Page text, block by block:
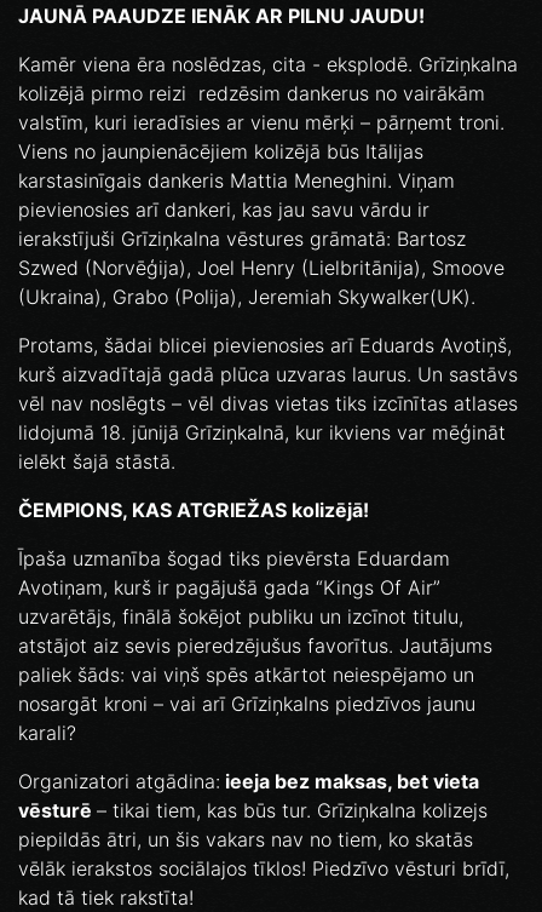
JAUNĀ PAAUDZE IENĀK AR PILNU JAUDU!
Kamēr viena ēra noslēdzas, cita - eksplodē. Grīziņkalna
kolizējā pirmo reizi redzēsim dankerus no vairākām
valstīm, kuri ieradīsies ar vienu mērķi – pārņemt troni.
Viens no jaunpienācējiem kolizējā būs Itālijas
karstasinīgais dankeris Mattia Meneghini. Viņam
pievienosies arī dankeri, kas jau savu vārdu ir
ierakstījuši Grīziņkalna vēstures grāmatā: Bartosz
Szwed (Norvēģija), Joel Henry (Lielbritānija), Smoove
(Ukraina), Grabo (Polija), Jeremiah Skywalker(UK).
Protams, šādai blicei pievienosies arī Eduards Avotiņš,
kurš aizvadītajā gadā plūca uzvaras laurus. Un sastāvs
vēl nav noslēgts – vēl divas vietas tiks izcīnītas atlases
lidojumā 18. jūnijā Grīziņkalnā, kur ikviens var mēģināt
ielēkt šajā stāstā.
ČEMPIONS, KAS ATGRIEŽAS kolizējā!
Īpaša uzmanība šogad tiks pievērsta Eduardam
Avotiņam, kurš ir pagājušā gada “Kings Of Air”
uzvarētājs, finālā šokējot publiku un izcīnot titulu,
atstājot aiz sevis pieredzējušus favorītus. Jautājums
paliek šāds: vai viņš spēs atkārtot neiespējamo un
nosargāt kroni – vai arī Grīziņkalns piedzīvos jaunu
karali?
Organizatori atgādina: ieeja bez maksas, bet vieta
vēsturē – tikai tiem, kas būs tur. Grīziņkalna kolizejs
piepildās ātri, un šis vakars nav no tiem, ko skatās
vēlāk ierakstos sociālajos tīklos! Piedzīvo vēsturi brīdī,
kad tā tiek rakstīta!